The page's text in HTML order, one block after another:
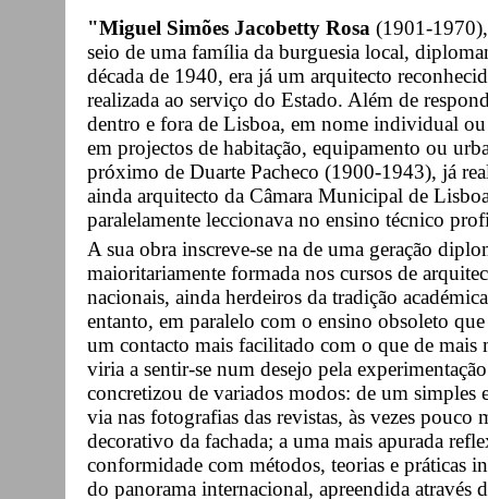
"Miguel Simões Jacobetty Rosa (1901-
seio de uma família da burguesia local,
década de 1940, era já um arquitecto
realizada ao serviço do Estado. Além de
dentro e fora de Lisboa, em nome individual
em projectos de habitação, equipamento ou
próximo de Duarte Pacheco (1900-1943), já
ainda arquitecto da Câmara Municipal de
paralelamente leccionava no ensino técnico
A sua obra inscreve-se na de uma geração
maioritariamente formada nos cursos de
nacionais, ainda herdeiros da tradição
entanto, em paralelo com o ensino obsoleto
um contacto mais facilitado com o que de mais
viria a sentir-se num desejo pela
concretizou de variados modos: de um
via nas fotografias das revistas, às vezes pouco
decorativo da fachada; a uma mais apurada
conformidade com métodos, teorias e práticas
do panorama internacional, apreendida através